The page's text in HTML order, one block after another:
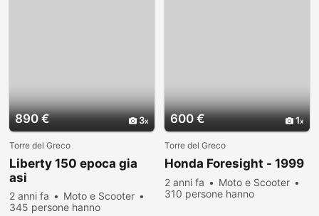
890 € 3
Torre del Greco
Liberty 150 epoca gia
asi
2 anni fa
Moto e Scooter
345 persone hanno
600 € 1
Torre del Greco
Honda Foresight - 1999
2 anni fa
Moto e Scooter
310 persone hanno